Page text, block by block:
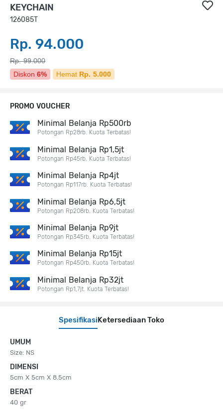
KEYCHAIN
126085T
Rp. 94.000
Rp. 99.000
Diskon 6% Hemat Rp. 5.000
Spesifikasi Ketersediaan Toko
UMUM
Size: NS
DIMENSI
5cm X 5cm X 8.5cm
BERAT
40 gr
PROMO VOUCHER
Minimal Belanja Rp500rb
Potongan Rp28rb. Kuota Terbatas!
Minimal Belanja Rp1,5jt
Potongan Rp45rb. Kuota Terbatas!
Minimal Belanja Rp4jt
Potongan Rp117rb. Kuota Terbatas!
Minimal Belanja Rp6,5jt
Potongan Rp208rb. Kuota Terbatas!
Minimal Belanja Rp9jt
Potongan Rp345rb. Kuota Terbatas!
Minimal Belanja Rp15jt
Potongan Rp450rb. Kuota Terbatas!
Minimal Belanja Rp32jt
Potongan Rp1,7jt. Kuota Terbatas!